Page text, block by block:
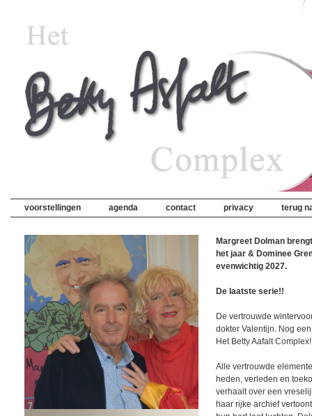
voorstellingen agenda contact privacy terug
Margreet Dolman
het jaar & Dominee
evenwichtig 2027.
De laatste serie!!
De vertrouwde
dokter Valentijn. Nog
Het Betty Aafalt
Alle vertrouwde
heden, verleden en
verhaalt over een
haar rijke archief